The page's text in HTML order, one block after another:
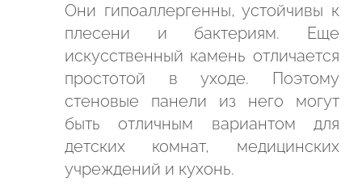
Они гипоаллергенны, устойчивы к
плесени и бактериям. Еще
искусственный камень отличается
простотой в уходе. Поэтому
стеновые панели из него могут
быть отличным вариантом для
детских комнат, медицинских
учреждений и кухонь.